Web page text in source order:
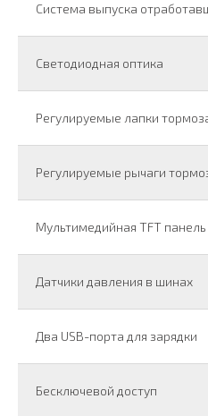
Система выпуска
Светодиодная оптика
Регулируемые лапки
Регулируемые рычаги
Мультимедийная TFT панель
Датчики давления в шинах
Два USB-порта для зарядки
Бесключевой доступ